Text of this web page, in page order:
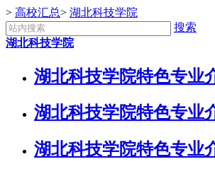
> 高校汇总> 湖北科技学院
搜索
湖北科技学院
湖北科技学院特色专业
湖北科技学院特色专业
湖北科技学院特色专业